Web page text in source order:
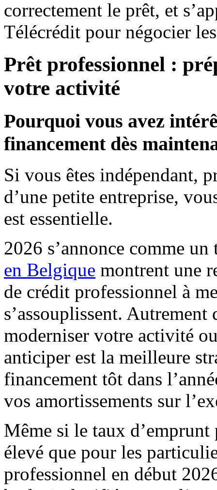
correctement le prêt, et
Télécrédit pour négocier
Prêt professionnel :
votre activité
Pourquoi vous avez
financement dès
Si vous êtes indépendant,
d’une petite entreprise,
est essentielle.
2026 s’annonce comme
en Belgique montrent une
de crédit professionnel à
s’assouplissent.
moderniser votre activité
anticiper est la meilleure
financement tôt dans
vos amortissements sur
Même si le taux d’emprunt
élevé que pour les
professionnel en début